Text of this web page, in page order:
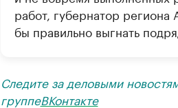
работ, губернатор
бы правильно выгнать
Следите за деловыми
группеВКонтакте